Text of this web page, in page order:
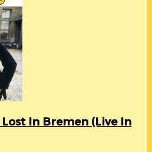
Lost In Bremen (Live In